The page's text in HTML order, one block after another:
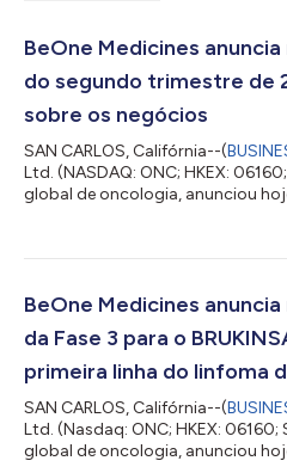
BeOne Medicines
do segundo trimestre de
sobre os negócios
SAN CARLOS, Califórnia--(
Ltd. (NASDAQ: ONC; HKEX:
global de oncologia, anunciou
afirmou: “Esses sólidos
oncologia. Nossa linha de
BeOne Medicines
da Fase 3 para o
primeira linha do linfoma
SAN CARLOS, Califórnia--(
Ltd. (Nasdaq: ONC; HKEX:
global de oncologia, anunciou